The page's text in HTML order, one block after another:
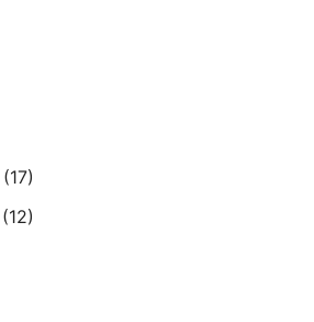
(17)
(12)